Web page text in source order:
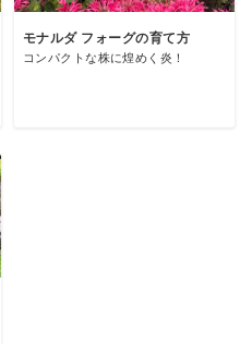
モナルダ フォーグの育て方
コンパクトな株に煌めく炎！